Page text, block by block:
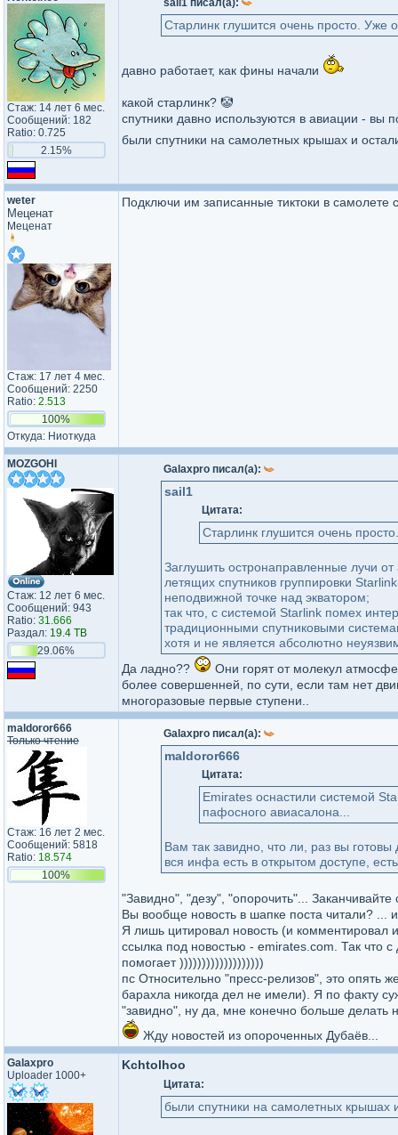
Стаж: 14 лет 6 мес.
Сообщений: 182
Ratio: 0.725
2.15%
sail1 писал(а):
Старлинк глушится очень просто. Уже
давно работает, как фины начали
какой старлинк? 🤡
спутники давно используются в авиации - вы
были спутники на самолетных крышах и
weter
Меценат
Меценат
Стаж: 17 лет 4 мес.
Сообщений: 2250
Ratio: 2.513
100%
Откуда: Ниоткуда
Подключи им записанные тиктоки в самолете
MOZGOHI
Стаж: 12 лет 6 мес.
Сообщений: 943
Ratio: 31.666
Раздал: 19.4 TB
29.06%
Galaxpro писал(а):
sail1
Цитата:
Старлинк глушится очень
Заглушить остронаправленные лучи
летящих спутников группировки
неподвижной точке над экватором;
так что, с системой Starlink помех
традиционными спутниковыми
хотя и не является абсолютно
Да ладно??
Они горят от молекул
более совершенней, по сути, если там нет
многоразовые первые ступени..
maldoror666
Только чтение
Стаж: 16 лет 2 мес.
Сообщений: 5818
Ratio: 18.574
100%
Galaxpro писал(а):
maldoror666
Цитата:
Emirates оснастили системой
пафосного авиасалона...
Вам так завидно, что ли, раз вы
вся инфа есть в открытом доступе,
"Завидно", "дезу", "опорочить"...
Вы вообще новость в шапке поста читали? ...
Я лишь цитировал новость (и комментировал
ссылка под новостью - emirates.com. Так что
помогает )))))))))))))))))))
пс Относительно "пресс-релизов", это опять
барахла никогда дел не имели). Я по факту
"завидно", ну да, мне конечно больше делать
Жду новостей из опороченных Дубаёв...
Galaxpro
Uploader 1000+
Kchtolhoo
Цитата:
были спутники на самолетных крышах